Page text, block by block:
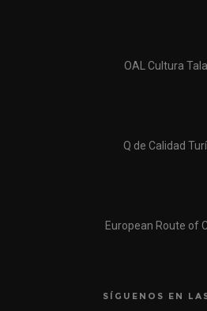
OAL Cultura
Q de Calidad
European Route of
SÍGUENOS EN